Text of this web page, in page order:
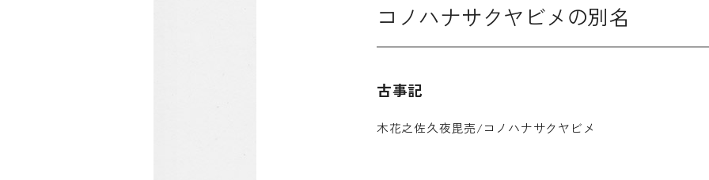
コノハナサクヤビメの別名
古事記
木花之佐久夜毘売/コノハナサクヤビメ